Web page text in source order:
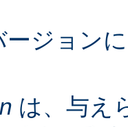
ージョン
は、与え